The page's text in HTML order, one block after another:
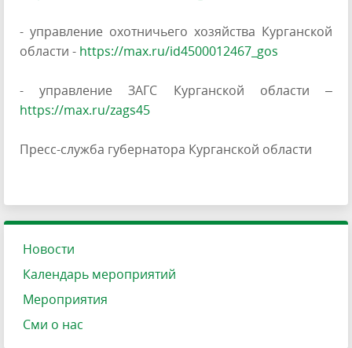
- управление охотничьего хозяйства Курганской
области - https://max.ru/id4500012467_gos
- управление ЗАГС Курганской области –
https://max.ru/zags45
Пресс-служба губернатора Курганской области
Новости
Календарь мероприятий
Мероприятия
Сми о нас